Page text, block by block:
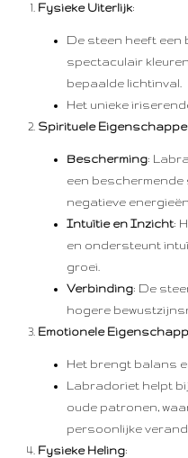
Fysieke Uiterlijk:
De steen heeft een
spectaculair
bepaalde lichtinval.
Het unieke
Spirituele
Bescherming:
een beschermende
negatieve energieën.
Intuïtie en Inzicht:
en ondersteunt
groei.
Verbinding: De
hogere
Emotionele
Het brengt balans
Labradoriet helpt
oude patronen,
persoonlijke
Fysieke Heling: